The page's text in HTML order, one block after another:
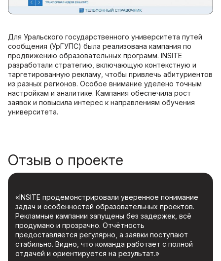
Для Уральского государственного университета путей
сообщения (УрГУПС) была реализована кампания по
продвижению образовательных программ. INSITE
разработали стратегию, включающую контекстную и
таргетированную рекламу, чтобы привлечь абитуриентов
из разных регионов. Особое внимание уделено точным
настройкам и аналитике. Кампания обеспечила рост
заявок и повысила интерес к направлениям обучения
университета.
Отзыв о проекте
«INSITE продемонстрировали уверенное понимание
задач и особенностей образовательных проектов.
Рекламные кампании запущены без задержек, всё
продумано и прозрачно. Отчётность
предоставляется регулярно, а заявки поступают
стабильно. Видно, что команда работает с полной
отдачей и ориентируется на результат.»